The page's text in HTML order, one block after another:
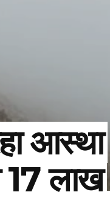
आस्था
17 लाख